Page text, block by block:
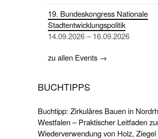
19. Bundeskongress Nationale
Stadtentwicklungspolitik
14.09.2026 – 16.09.2026
zu allen Events →
BUCHTIPPS
Buchtipp: Zirkuläres Bauen in
Westfalen – Praktischer Leitfaden
Wiederverwendung von Holz,